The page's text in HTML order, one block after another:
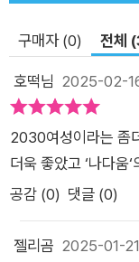
렇다면 2030 여성
티 등 소모임 서비
달리 어느 정도 한 단
하는 것이다. 이러한
려는 공공기관과 기업
출산과 육아는 과거
어, 투자·소비와 맞
수 있는 혜택을 면밀
구매자 (0) 전체
호떡님 2025-02-
2030여성이라는 좀
더욱 좋았고 ‘나다움
공감 (0) 댓글 (0)
젤리곰 2025-01-21